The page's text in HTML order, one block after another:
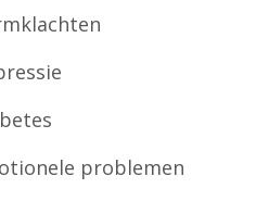
problemen